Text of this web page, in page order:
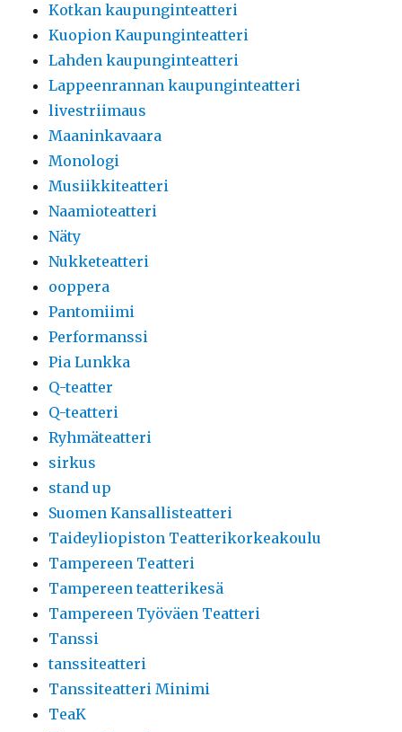
Kotkan kaupunginteatteri
Kuopion Kaupunginteatteri
Lahden kaupunginteatteri
Lappeenrannan kaupunginteatteri
livestriimaus
Maaninkavaara
Monologi
Musiikkiteatteri
Naamioteatteri
Näty
Nukketeatteri
ooppera
Pantomiimi
Performanssi
Pia Lunkka
Q-teatter
Q-teatteri
Ryhmäteatteri
sirkus
stand up
Suomen Kansallisteatteri
Taideyliopiston Teatterikorkeakoulu
Tampereen Teatteri
Tampereen teatterikesä
Tampereen Työväen Teatteri
Tanssi
tanssiteatteri
Tanssiteatteri Minimi
TeaK